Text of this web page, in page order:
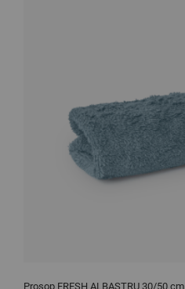
Prosop FRESH ALBASTRU 30/50 cm